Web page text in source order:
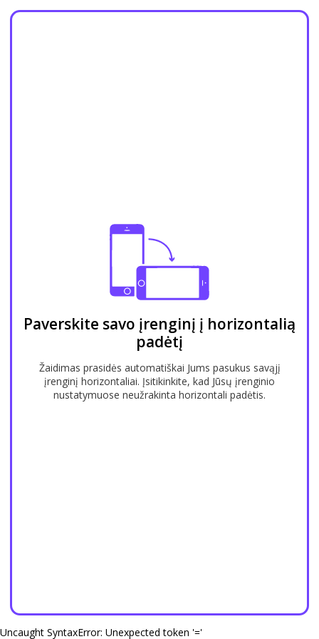
Paverskite savo įrenginį į horizontalią
padėtį
Žaidimas prasidės automatiškai Jums pasukus savąjį
įrenginį horizontaliai. Įsitikinkite, kad Jūsų įrenginio
nustatymuose neužrakinta horizontali padėtis.
Uncaught SyntaxError: Unexpected token '='